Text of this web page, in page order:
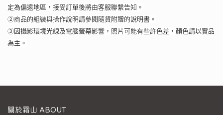
定為偏遠地區，接受訂單後將由客服聯繫告知。
②商品的組裝與操作說明請參閱隨貨附贈的說明書。
③因攝影環境光線及電腦螢幕影響，照片可能有些許色差，顏色請以實品
為主。
關於霜山 ABOUT